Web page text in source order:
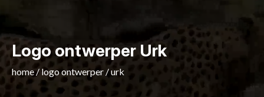
Logo ontwerper Urk
home/logo ontwerper /urk